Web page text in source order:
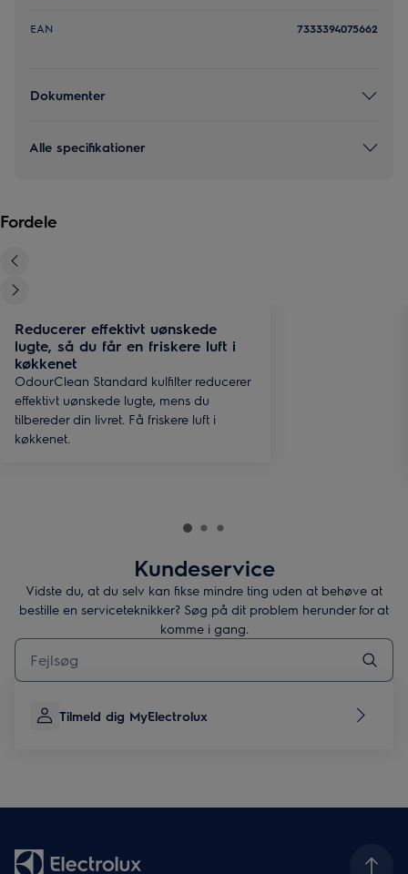
EAN 7333394075662
Dokumenter
Alle specifikationer
Fordele
Reducerer effektivt uønskede
lugte, så du får en friskere luft i
køkkenet
OdourClean Standard kulfilter reducerer
effektivt uønskede lugte, mens du
tilbereder din livret. Få friskere luft i
køkkenet.
Kundeservice
Vidste du, at du selv kan fikse mindre ting uden at behøve at
bestille en serviceteknikker? Søg på dit problem herunder for at
komme i gang.
Skriv her for at søge efter supportartikler
Tilmeld dig MyElectrolux